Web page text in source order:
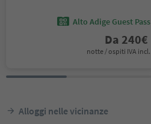
Alto Adige Guest Pass
Da 240€
notte / ospiti IVA incl.
Alloggi nelle vicinanze